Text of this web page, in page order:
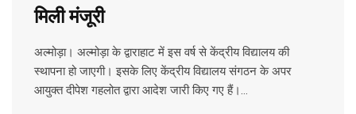
मिली मंजूरी
अल्मोड़ा। अल्मोड़ा के द्वाराहाट में इस वर्ष से केंद्रीय विद्यालय की
स्थापना हो जाएगी। इसके लिए केंद्रीय विद्यालय संगठन के अपर
आयुक्त दीपेश गहलोत द्वारा आदेश जारी किए गए हैं।…